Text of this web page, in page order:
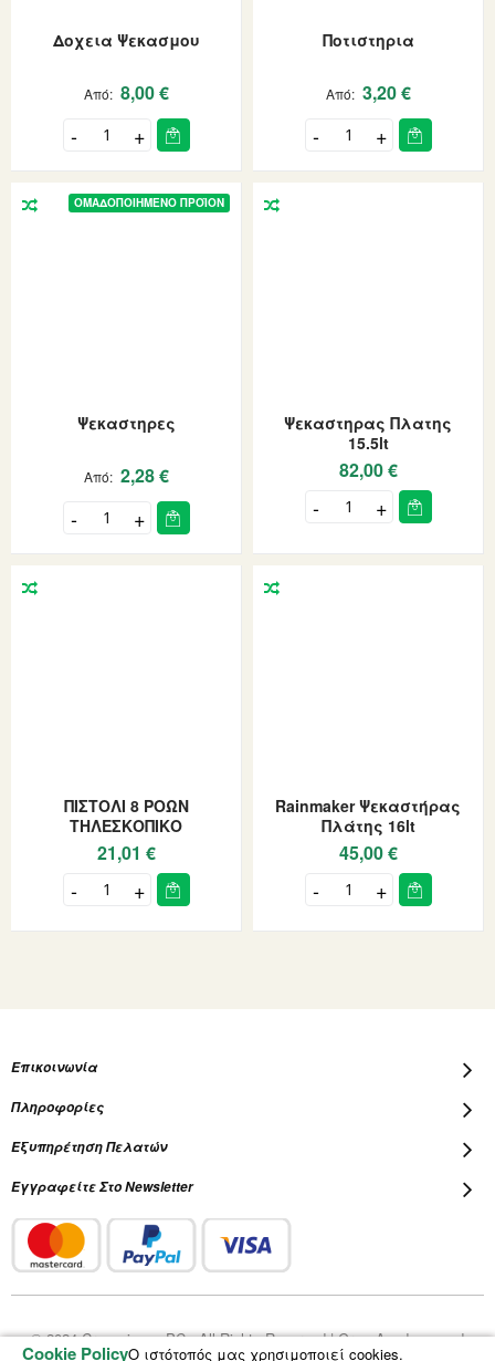
Cookie PolicyΟ ιστότοπός μας χρησιμοποιεί cookies.
Δοχεια Ψεκασμου
Από 8,00 €
Ποτιστηρια
Από 3,20 €
ΟΜΑΔΟΠΟΙΗΜΈΝΟ ΠΡΟΪΌΝ
Ψεκαστηρες
Από 2,28 €
Ψεκαστηρας Πλατης
15.5lt
82,00 €
ΠΙΣΤΟΛΙ 8 ΡΟΩΝ
ΤΗΛΕΣΚΟΠΙΚΟ
21,01 €
Rainmaker Ψεκαστήρας
Πλάτης 16lt
45,00 €
Επικοινωνία
Πληροφορίες
Εξυπηρέτηση Πελατών
Εγγραφείτε Στο Newsletter
© 2024 Cropscience PC - All Rights Reserved | Grow Academy and